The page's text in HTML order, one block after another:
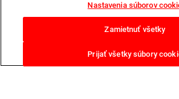
Nastavenia súborov
Zamietnuť všetky
Prijať všetky súbory